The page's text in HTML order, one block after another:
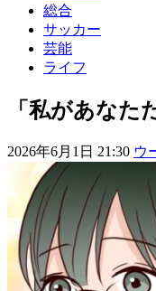
総合
サッカー
芸能
ライフ
「私があな
2026年6月1日 21:30 ウ